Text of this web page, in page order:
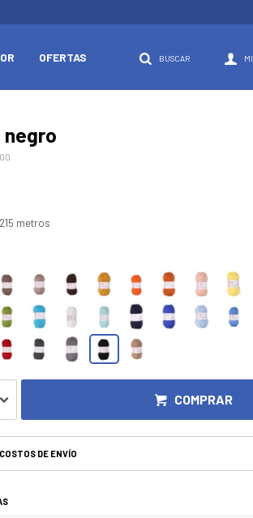
OFERTAS
negro
metros
COMPRAR
DE ENVÍO